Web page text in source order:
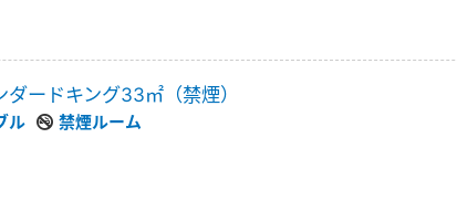
ダードキング33㎡（禁煙）
ル 禁煙ルーム